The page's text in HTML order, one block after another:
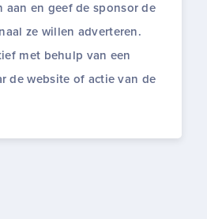
aan en geef de sponsor de
ze willen adverteren.
met behulp van een
de website of actie van de